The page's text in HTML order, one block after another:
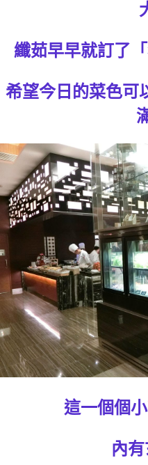
纖茹早早就訂了
希望今日的菜色可
這一個個
內